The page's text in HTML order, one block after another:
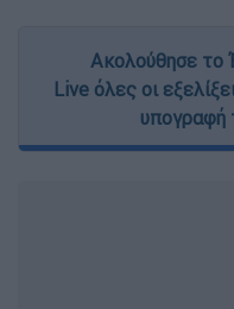
Ακολούθησε το
Live όλες οι
υπογραφή